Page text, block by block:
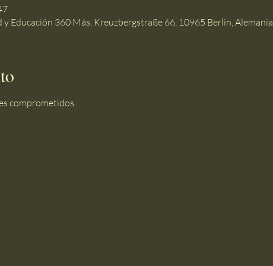
Educación 360 Más, Kreuzbergstraße 66, 10965 Berlin, Alemania
comprometidos.